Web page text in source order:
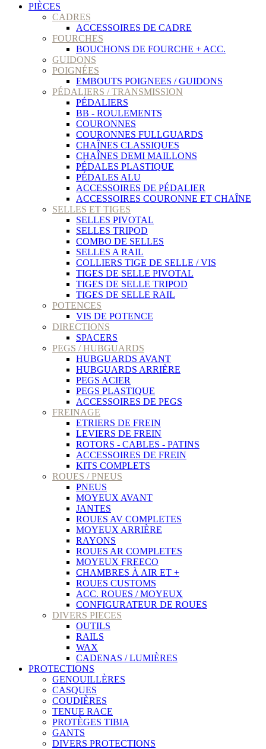
PIÈCES
CADRES
ACCESSOIRES DE CADRE
FOURCHES
BOUCHONS DE FOURCHE + ACC.
GUIDONS
POIGNÉES
EMBOUTS POIGNEES / GUIDONS
PÉDALIERS / TRANSMISSION
PÉDALIERS
BB - ROULEMENTS
COURONNES
COURONNES FULLGUARDS
CHAÎNES CLASSIQUES
CHAÎNES DEMI MAILLONS
PÉDALES PLASTIQUE
PÉDALES ALU
ACCESSOIRES DE PÉDALIER
ACCESSOIRES COURONNE ET CHAÎNE
SELLES ET TIGES
SELLES PIVOTAL
SELLES TRIPOD
COMBO DE SELLES
SELLES A RAIL
COLLIERS TIGE DE SELLE / VIS
TIGES DE SELLE PIVOTAL
TIGES DE SELLE TRIPOD
TIGES DE SELLE RAIL
POTENCES
VIS DE POTENCE
DIRECTIONS
SPACERS
PEGS / HUBGUARDS
HUBGUARDS AVANT
HUBGUARDS ARRIÈRE
PEGS ACIER
PEGS PLASTIQUE
ACCESSOIRES DE PEGS
FREINAGE
ETRIERS DE FREIN
LEVIERS DE FREIN
ROTORS - CABLES - PATINS
ACCESSOIRES DE FREIN
KITS COMPLETS
ROUES / PNEUS
PNEUS
MOYEUX AVANT
JANTES
ROUES AV COMPLETES
MOYEUX ARRIÈRE
RAYONS
ROUES AR COMPLETES
MOYEUX FREECO
CHAMBRES À AIR ET +
ROUES CUSTOMS
ACC. ROUES / MOYEUX
CONFIGURATEUR DE ROUES
DIVERS PIECES
OUTILS
RAILS
WAX
CADENAS / LUMIÈRES
PROTECTIONS
GENOUILLÈRES
CASQUES
COUDIÈRES
TENUE RACE
PROTÈGES TIBIA
GANTS
DIVERS PROTECTIONS